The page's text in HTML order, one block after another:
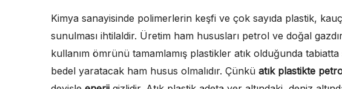
Kimya sanayisinde polimerlerin keşfi ve çok sayıda plastik,
sunulması ihtilaldir. Üretim ham hususları petrol ve doğal
kullanım ömrünü tamamlamış plastikler atık olduğunda
bedel yaratacak ham husus olmalıdır. Çünkü atık plastikte